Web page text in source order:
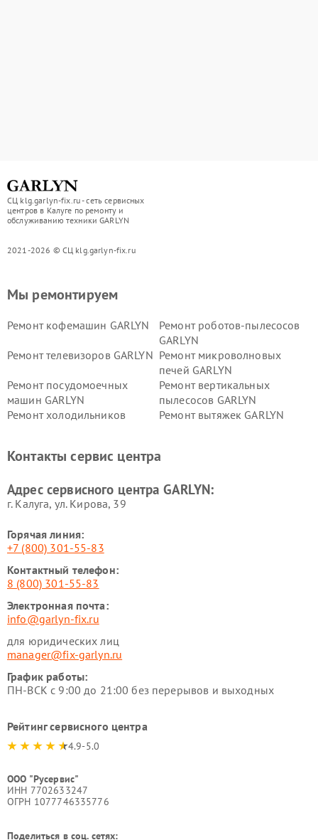
СЦ klg.garlyn-fix.ru - сеть сервисных
центров в Калуге по ремонту и
обслуживанию техники GARLYN
2021-2026 © СЦ klg.garlyn-fix.ru
Мы ремонтируем
Ремонт кофемашин GARLYN
Ремонт роботов-пылесосов
GARLYN
Ремонт телевизоров GARLYN Ремонт микроволновых
печей GARLYN
Ремонт посудомоечных
машин GARLYN
Ремонт вертикальных
пылесосов GARLYN
Ремонт холодильников
Ремонт вытяжек GARLYN
стеклоочистителей GARLYN
GARLYN
GARLYN
Контакты сервис центра
Адрес сервисного центра GARLYN:
г. Калуга, ул. Кирова, 39
Горячая линия:
+7 (800) 301-55-83
Контактный телефон:
8 (800) 301-55-83
Электронная почта:
info@garlyn-fix.ru
для юридических лиц
manager@fix-garlyn.ru
График работы:
ПН-ВСК с 9:00 до 21:00 без перерывов и выходных
Рейтинг сервисного центра
4.9-5.0
ООО "Русервис"
ИНН 7702633247
ОГРН 1077746335776
Поделиться в соц. сетях: